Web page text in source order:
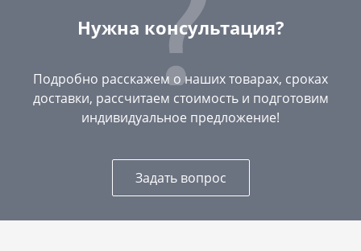
Нужна консультация?
Подробно расскажем о наших товарах, сроках
доставки, рассчитаем стоимость и подготовим
индивидуальное предложение!
Задать вопрос